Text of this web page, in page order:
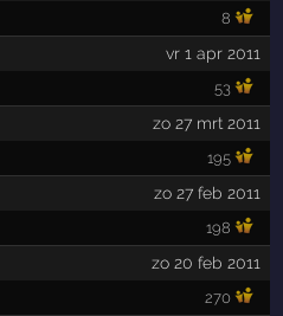
8
vr 1 apr 2011
53
zo 27 mrt 2011
195
zo 27 feb 2011
198
zo 20 feb 2011
270